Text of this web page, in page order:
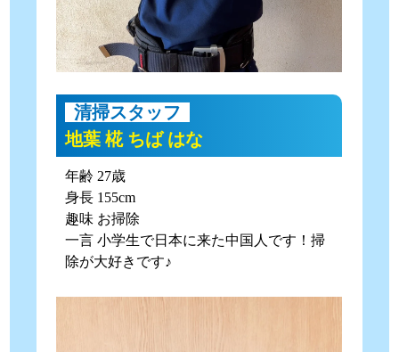
清掃スタッフ
地葉 椛 ちば はな
年齢 27歳
身長 155cm
趣味 お掃除
一言 小学生で日本に来た中国人です！掃
除が大好きです♪